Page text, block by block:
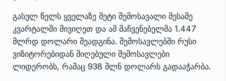
გასულ წელს ყველაზე მეტი შემოსავალი მესამე
კვარტალში მივიღეთ და ამ მაჩვენებელმა 1.447
მლრდ დოლარი შეადგინა. შემოსავლებში რუსი
ვიზიტორებიდან მიღებული შემოსავლები
ლიდერობს, რამაც 938 მლნ დოლარს გადააჭარბა.